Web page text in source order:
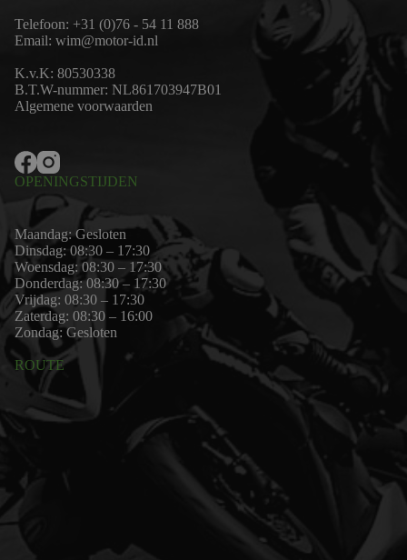
Telefoon: +31 (0)76 - 54 11 888
Email: wim@motor-id.nl
K.v.K: 80530338
B.T.W-nummer: NL861703947B01
Algemene voorwaarden
OPENINGSTIJDEN
Maandag: Gesloten
Dinsdag: 08:30 – 17:30
Woensdag: 08:30 – 17:30
Donderdag: 08:30 – 17:30
Vrijdag: 08:30 – 17:30
Zaterdag: 08:30 – 16:00
Zondag: Gesloten
ROUTE